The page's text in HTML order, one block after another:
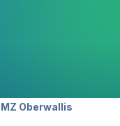
Oberwallis